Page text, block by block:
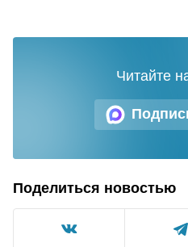
Читайте
Поделиться новостью